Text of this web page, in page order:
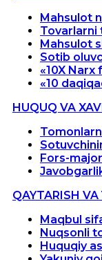
Mahsulot
Tovarlarni
Mahsulot
Sotib
«10X
«10
HUQUQ VA
Fors-
QAYTARISH
Maqbul
Nuqsonli
Huquqiy